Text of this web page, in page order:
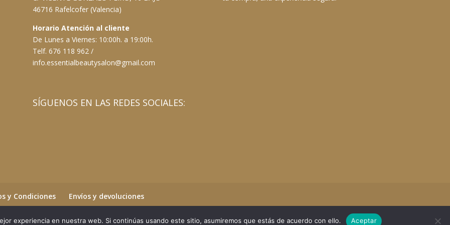
46716 Rafelcofer (Valencia)
Horario Atención al cliente
De Lunes a Viernes: 10:00h. a 19:00h.
Telf. 676 118 962 /
info.essentialbeautysalon@gmail.com
SÍGUENOS EN LAS REDES SOCIALES:
y Condiciones Envíos y devoluciones
experiencia en nuestra web. Si continúas usando este sitio, asumiremos que estás de acuerdo con ello. Aceptar